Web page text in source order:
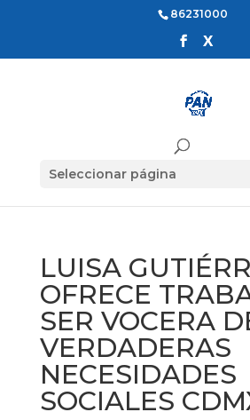
86231000
Seleccionar página
LUISA
OFRECE
SER VOCERA
VERDADERAS
NECESIDADES
SOCIALES